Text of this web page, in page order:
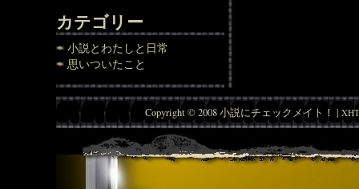
カテゴリー
小説とわたしと日常
思いついたこと
Copyright © 2008 小説にチェックメイト！ |